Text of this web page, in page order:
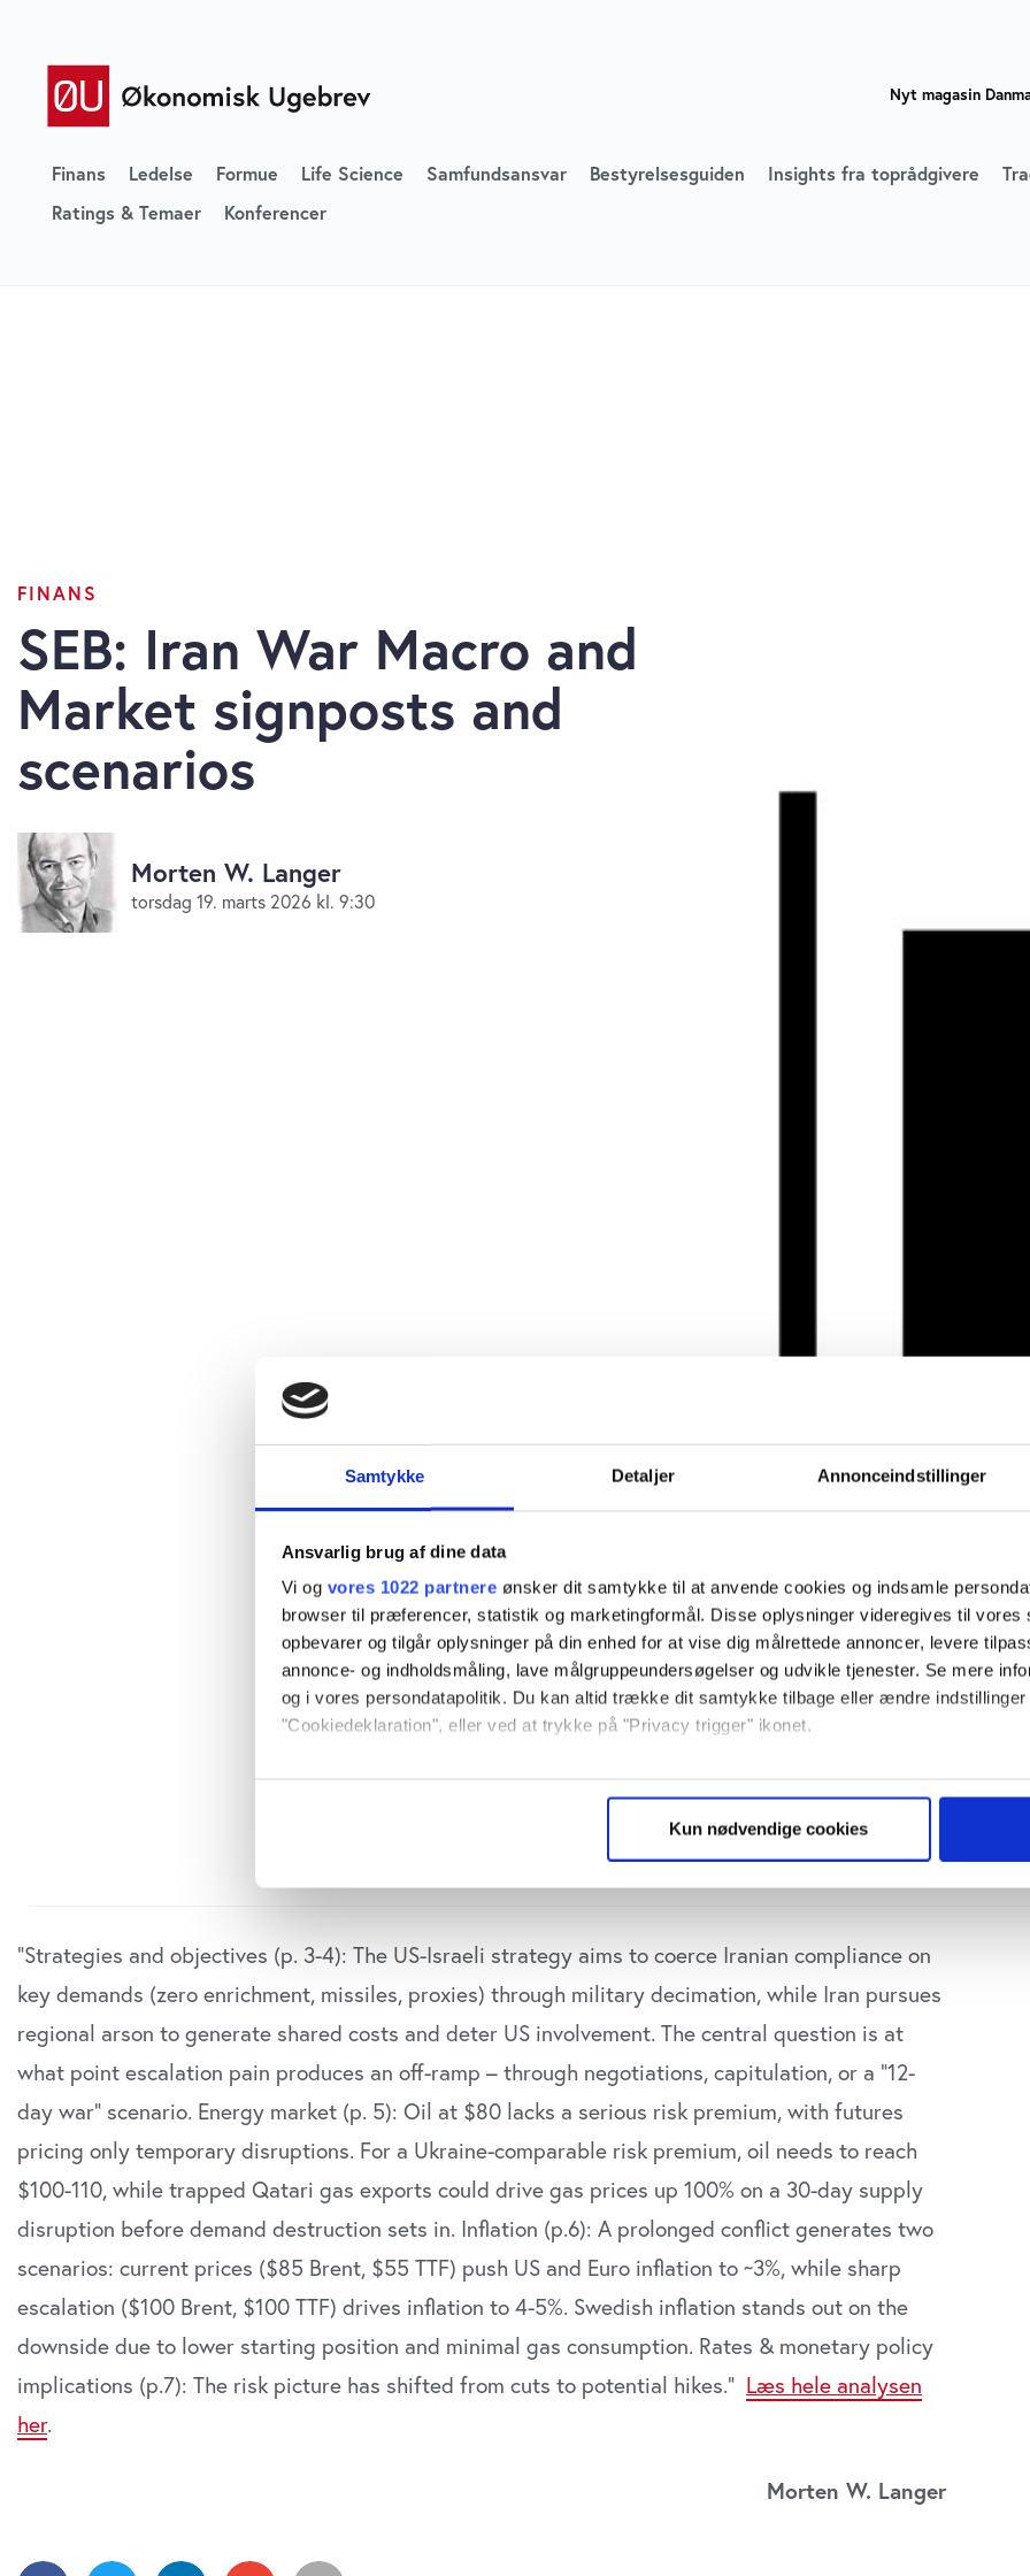
Samtykke Detaljer Annonceindstillinger
Ansvarlig brug af dine data
Vi og vores 1022 partnere ønsker dit samtykke til at anvende cookies og indsamle
browser til præferencer, statistik og marketingformål. Disse oplysninger videregives til vores
opbevarer og tilgår oplysninger på din enhed for at vise dig målrettede annoncer, levere
annonce- og indholdsmåling, lave målgruppeundersøgelser og udvikle tjenester. Se mere
og i vores persondatapolitik. Du kan altid trække dit samtykke tilbage eller ændre
"Cookiedeklaration", eller ved at trykke på "Privacy trigger" ikonet.
Hvis du tillader det, vil vi også gerne:
Identificere din enhed baseret på en scanning af dens unikke karakteristika
vores trafik. Vi deler også oplysninger om din brug af vores website med vores partnere
annonceringspartnere og analysepartnere. Vores partnere kan kombinere disse data med
dem, eller som de har indsamlet fra din brug af deres tjenester. Du samtykker til vores
anvende vores hjemmeside.
Kun nødvendige cookies
Nyt magasin
Finans Ledelse Formue Life Science Samfundsansvar Bestyrelsesguiden Insights fra toprådgivere
Ratings & Temaer
Konferencer
FINANS
SEB: Iran War Macro and
Market signposts and
scenarios
Morten W. Langer
torsdag 19. marts 2026 kl. 9:30
“Strategies and objectives (p. 3-4): The US-Israeli strategy aims to coerce Iranian compliance on
key demands (zero enrichment, missiles, proxies) through military decimation, while Iran pursues
regional arson to generate shared costs and deter US involvement. The central question is at
what point escalation pain produces an off-ramp – through negotiations, capitulation, or a ”12-
day war” scenario. Energy market (p. 5): Oil at $80 lacks a serious risk premium, with futures
pricing only temporary disruptions. For a Ukraine-comparable risk premium, oil needs to reach
$100-110, while trapped Qatari gas exports could drive gas prices up 100% on a 30-day supply
disruption before demand destruction sets in. Inflation (p.6): A prolonged conflict generates two
scenarios: current prices ($85 Brent, $55 TTF) push US and Euro inflation to ~3%, while sharp
escalation ($100 Brent, $100 TTF) drives inflation to 4-5%. Swedish inflation stands out on the
downside due to lower starting position and minimal gas consumption. Rates & monetary policy
implications (p.7): The risk picture has shifted from cuts to potential hikes.” Læs hele analysen
her.
Morten W. Langer